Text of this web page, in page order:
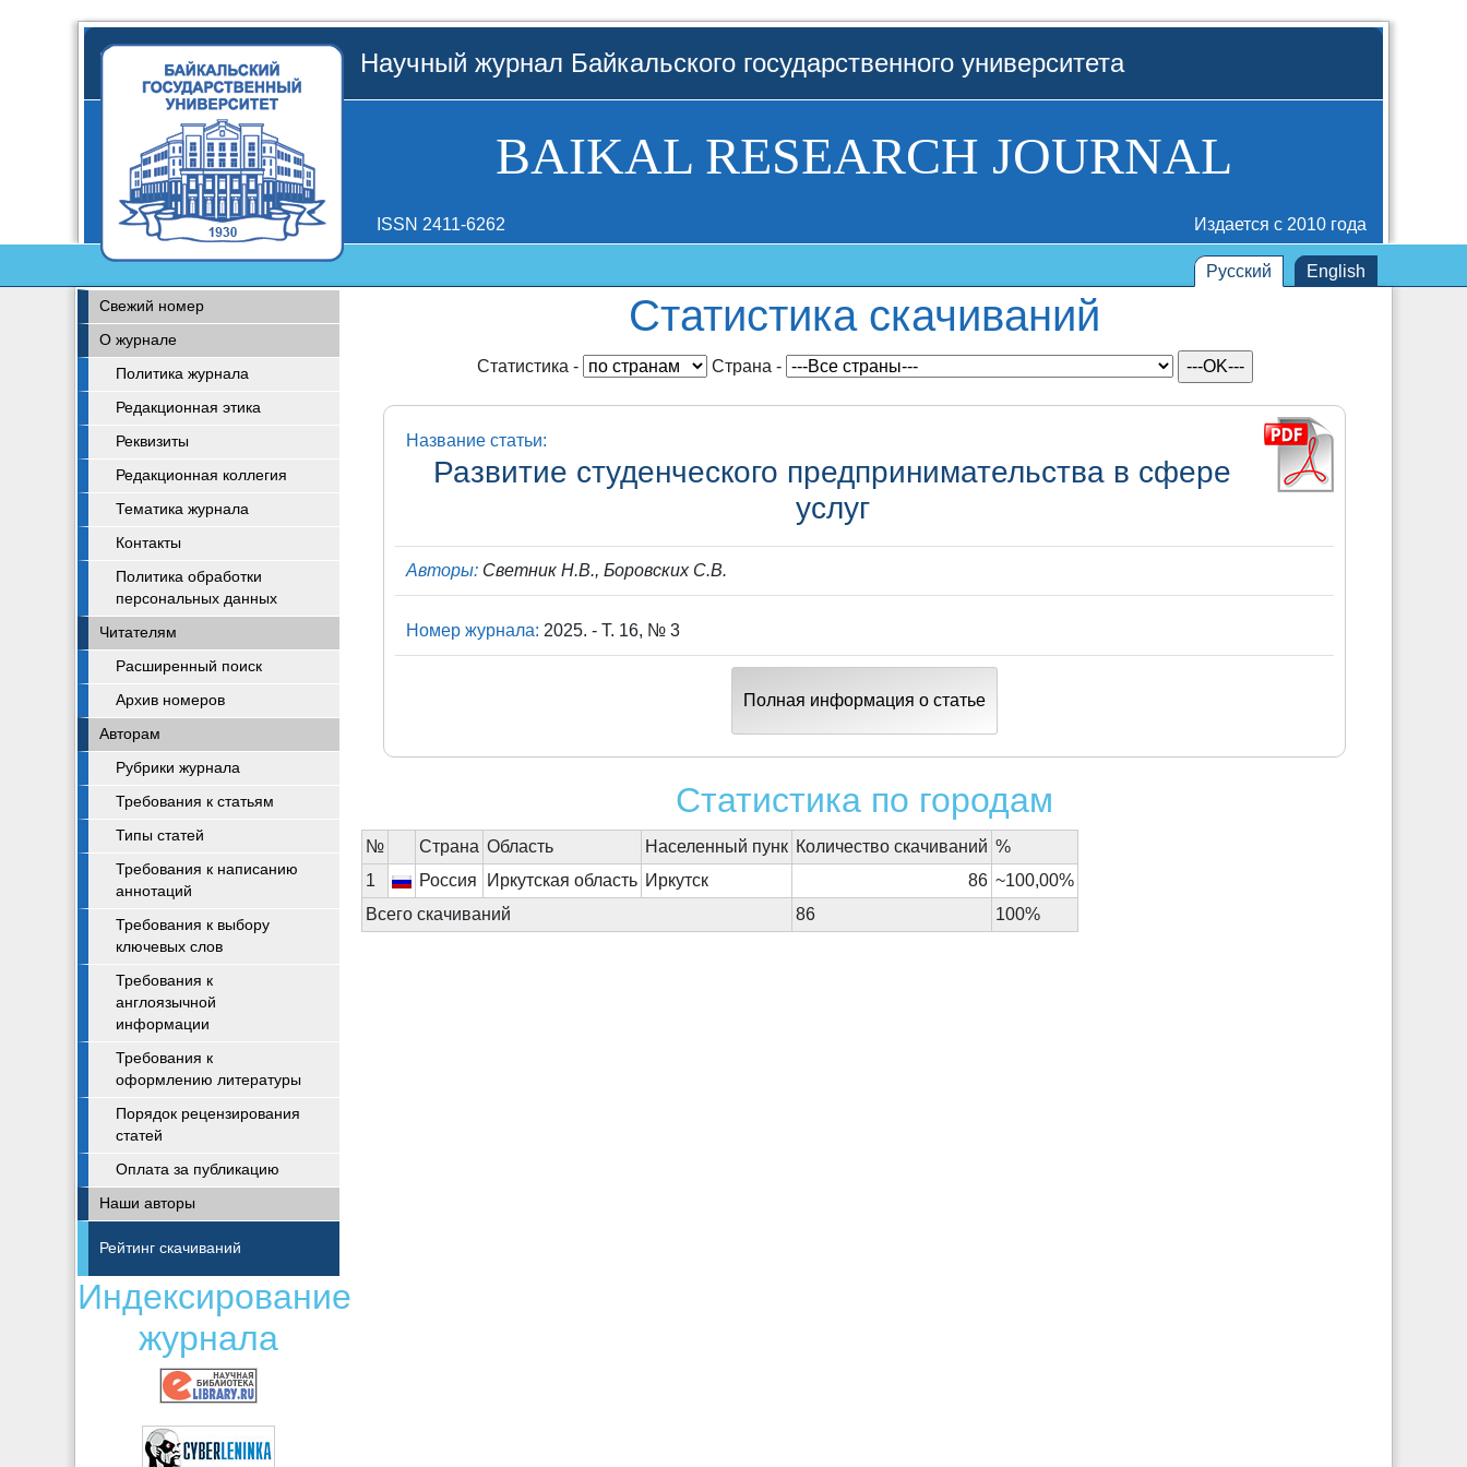
Научный журнал Байкальского государственного университета
BAIKAL RESEARCH JOURNAL
ISSN 2411-6262 Издается с 2010 года
Русский English
Свежий номер
О журнале
Политика журнала
Редакционная этика
Реквизиты
Редакционная коллегия
Тематика журнала
Контакты
Политика обработки
персональных данных
Читателям
Расширенный поиск
Архив номеров
Авторам
Рубрики журнала
Требования к статьям
Типы статей
Требования к написанию
аннотаций
Требования к выбору
ключевых слов
Требования к
англоязычной
информации
Требования к
оформлению литературы
Порядок рецензирования
статей
Оплата за публикацию
Наши авторы
Рейтинг скачиваний
Индексирование
журнала
Статистика скачиваний
Статистика - Cтрана -
Название статьи:
Развитие студенческого предпринимательства в сфере
услуг
Авторы: Светник Н.В., Боровских С.В.
Номер журнала: 2025. - Т. 16, № 3
Полная информация о статье
Статистика по городам
№ Cтрана Область Населенный пунк Количество скачиваний %
1
Россия Иркутская область Иркутск 86 ~100,00%
Всего скачиваний
86 100%